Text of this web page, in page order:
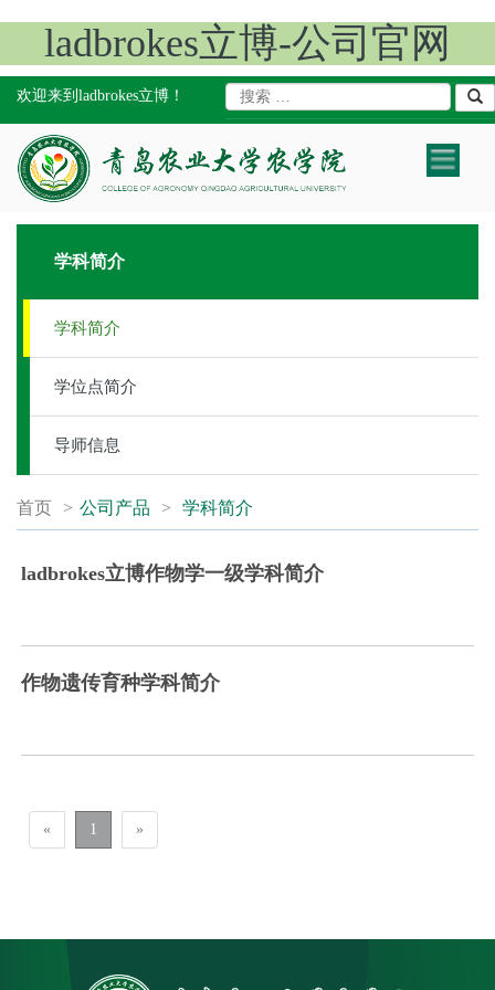
ladbrokes立博-公司官网
欢迎来到ladbrokes立博！
Toggle
学科简介
学科简介
学位点简介
导师信息
首页 > 公司产品 > 学科简介
ladbrokes立博作物学一级学科简介
作物遗传育种学科简介
« 1 »